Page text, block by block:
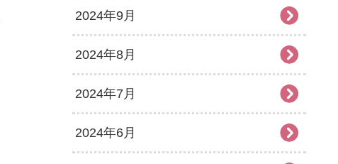
2024年9月
2024年8月
2024年7月
2024年6月